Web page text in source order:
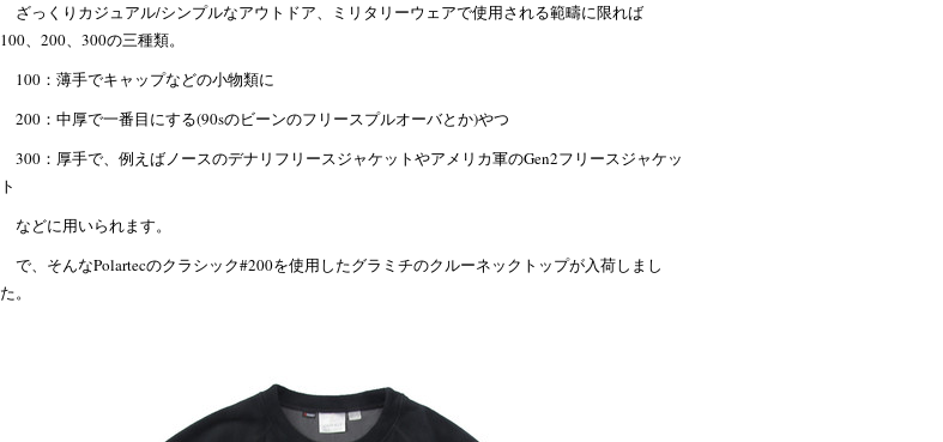
ざっくりカジュアル/シンプルなアウトドア、ミリタリーウェアで使用される範疇に限れば
100、200、300の三種類。
100：薄手でキャップなどの小物類に
200：中厚で一番目にする(90sのビーンのフリースプルオーバとか)やつ
300：厚手で、例えばノースのデナリフリースジャケットやアメリカ軍のGen2フリースジャケッ
ト
などに用いられます。
で、そんなPolartecのクラシック#200を使用したグラミチのクルーネックトップが入荷しまし
た。